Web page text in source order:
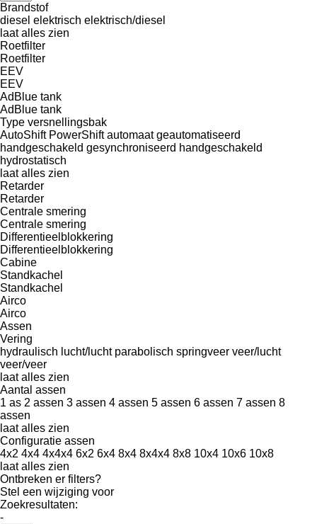
Brandstof
diesel elektrisch elektrisch/diesel
laat alles zien
Roetfilter
Roetfilter
EEV
EEV
AdBlue tank
AdBlue tank
Type versnellingsbak
AutoShift PowerShift automaat geautomatiseerd
handgeschakeld gesynchroniseerd handgeschakeld
hydrostatisch
laat alles zien
Retarder
Retarder
Centrale smering
Centrale smering
Differentieelblokkering
Differentieelblokkering
Cabine
Standkachel
Standkachel
Airco
Airco
Assen
Vering
hydraulisch lucht/lucht parabolisch springveer veer/lucht
veer/veer
laat alles zien
Aantal assen
1 as 2 assen 3 assen 4 assen 5 assen 6 assen 7 assen 8
assen
laat alles zien
Configuratie assen
4x2 4x4 4x4x4 6x2 6x4 8x4 8x4x4 8x8 10x4 10x6 10x8
laat alles zien
Ontbreken er filters?
Stel een wijziging voor
Zoekresultaten:
-